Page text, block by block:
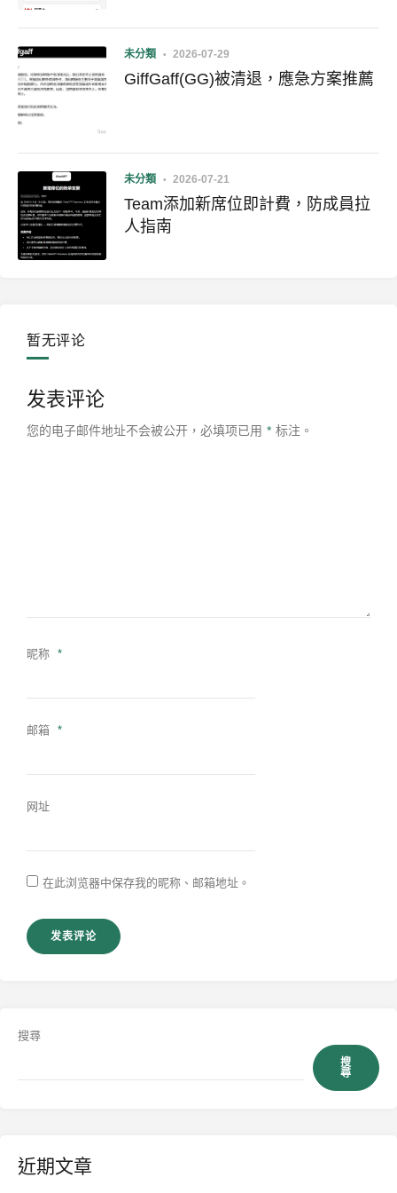
未分類 2026-07-29
GiffGaff(GG)被清退，應急方案推薦
未分類 2026-07-21
Team添加新席位即計費，防成員拉
人指南
暂无评论
发表评论
您的电子邮件地址不会被公开， 必填项已用 * 标注。
昵称 *
邮箱 *
网址
在此浏览器中保存我的昵称、邮箱地址。
搜尋
搜
尋
近期文章